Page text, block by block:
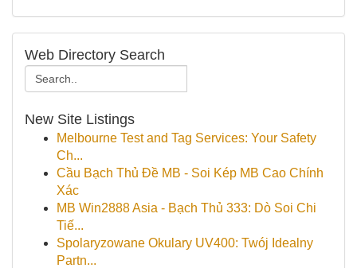
Web Directory Search
New Site Listings
Melbourne Test and Tag Services: Your Safety
Ch...
Cầu Bạch Thủ Đề MB - Soi Kép MB Cao Chính
Xác
MB Win2888 Asia - Bạch Thủ 333: Dò Soi Chi
Tiế...
Spolaryzowane Okulary UV400: Twój Idealny
Partn...